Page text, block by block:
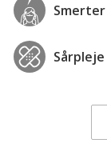
Smerter
Sårpleje